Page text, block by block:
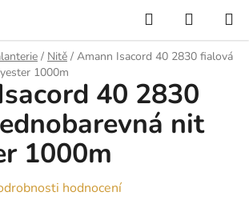
Hledat
KOŠÍK
/ Nitě / Amann Isacord 40 2830 fialová
1000m
40 2830
nit
1000m
hodnocení